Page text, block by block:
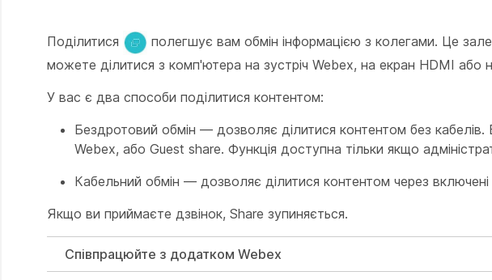
Поділитися
полегшує вам обмін інформацією з колегами. Це
можете ділитися з комп'ютера на зустріч Webex, на екран HDMI або
У вас є два способи поділитися контентом:
Бездротовий обмін — дозволяє ділитися контентом без
Webex, або Guest share. Функція доступна тільки якщо
Кабельний обмін — дозволяє ділитися контентом через включені
Якщо ви приймаєте дзвінок, Share зупиняється.
Співпрацюйте з додатком Webex